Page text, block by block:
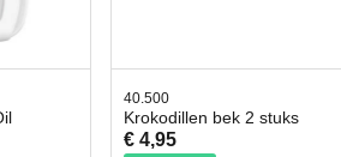
40.500
Krokodillen bek 2 stuks
€ 4,95